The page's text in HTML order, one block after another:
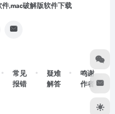
,mac破解版软件下载
常见
报错
疑难
解答
鸣谢
作者